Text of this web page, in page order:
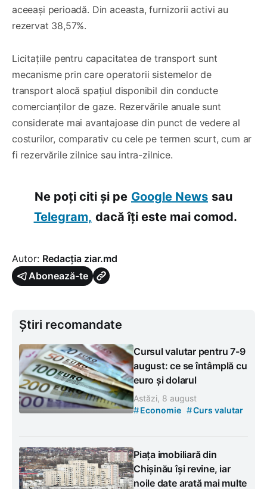
aceeași perioadă. Din aceasta, furnizorii activi au
rezervat 38,57%.
Licitațiile pentru capacitatea de transport sunt
mecanisme prin care operatorii sistemelor de
transport alocă spațiul disponibil din conducte
comercianților de gaze. Rezervările anuale sunt
considerate mai avantajoase din punct de vedere al
costurilor, comparativ cu cele pe termen scurt, cum ar
fi rezervările zilnice sau intra-zilnice.
Ne poți citi și pe Google News sau
Telegram, dacă îți este mai comod.
Autor: Redacția ziar.md
Abonează-te
Știri recomandate
Cursul valutar pentru 7-9
august: ce se întâmplă cu
euro și dolarul
Astăzi, 8 august
#Economie #Curs valutar
Piața imobiliară din
Chișinău își revine, iar
noile date arată mai multe